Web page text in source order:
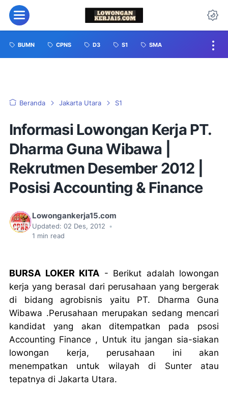
BUMN CPNS D3 S1 SMA
Beranda Jakarta Utara S1
Informasi Lowongan Kerja PT.
Dharma Guna Wibawa |
Rekrutmen Desember 2012 |
Posisi Accounting & Finance
Lowongankerja15.com
Updated: 02 Des, 2012
•
1 min read
BURSA LOKER KITA - Berikut adalah lowongan
kerja yang berasal dari perusahaan yang bergerak
di bidang agrobisnis yaitu PT. Dharma Guna
Wibawa .Perusahaan merupakan sedang mencari
kandidat yang akan ditempatkan pada psosi
Accounting Finance , Untuk itu jangan sia-siakan
lowongan kerja, perusahaan ini akan
menempatkan untuk wilayah di Sunter atau
tepatnya di Jakarta Utara.